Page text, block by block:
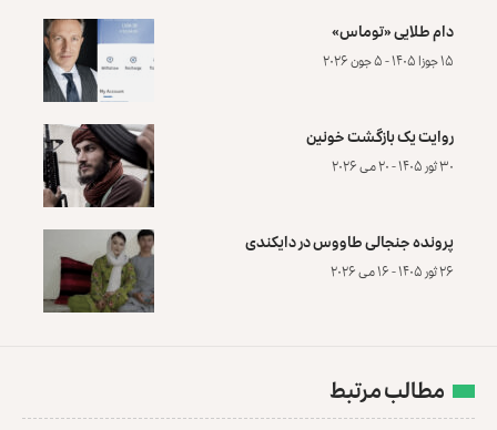
دام طلایی «توماس»
۱۵ جوزا ۱۴۰۵ - ۵ جون ۲۰۲۶
روایت یک بازگشت خونین
۳۰ ثور ۱۴۰۵ - ۲۰ می ۲۰۲۶
پرونده‌ جنجالی طاووس در دایکندی
۲۶ ثور ۱۴۰۵ - ۱۶ می ۲۰۲۶
مطالب مرتبط